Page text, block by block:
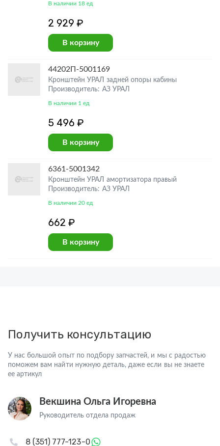
В наличии 18 ед
2 929 ₽
В корзину
44202П-5001169
Кронштейн УРАЛ задней опоры кабины
Производитель: АЗ УРАЛ
В наличии 1 ед
5 496 ₽
В корзину
6361-5001342
Кронштейн УРАЛ амортизатора правый
Производитель: АЗ УРАЛ
В наличии 20 ед
662 ₽
В корзину
Получить консультацию
У нас большой опыт по подбору запчастей, и мы с радостью
поможем вам найти нужную деталь, даже если вы не знаете
ее артикул
Векшина Ольга Игоревна
Руководитель отдела продаж
8 (351) 777-123-0